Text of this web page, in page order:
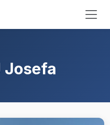
Josefa